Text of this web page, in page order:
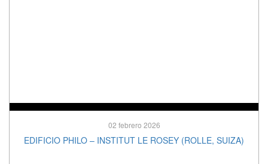
02 febrero 2026
EDIFICIO PHILO – INSTITUT LE ROSEY (ROLLE, SUIZA)